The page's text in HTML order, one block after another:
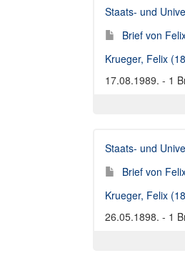
Staats- und
Brief von
Krueger, Felix
17.08.1989. - 1
Staats- und
Brief von
Krueger, Felix
26.05.1898. - 1